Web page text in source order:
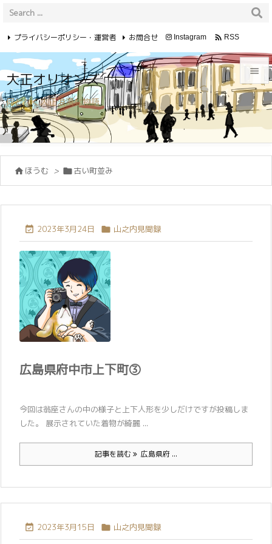
大正オリオンズ
何となく大正浪漫な物語


メニュ

サイド

次へ
検索
プライバシーポリシー・運営者 お問合せ Instagram  RSS
Feedly
 ほうむ > 古い町並み
 2023年3月24日  山之内見聞録
広島県府中市上下町③
今回は翁座さんの中の様子と上下人形を少しだけですが投稿しま
した。 展示されていた着物が綺麗 ...
記事を読む 広島県府 ...
 2023年3月15日  山之内見聞録